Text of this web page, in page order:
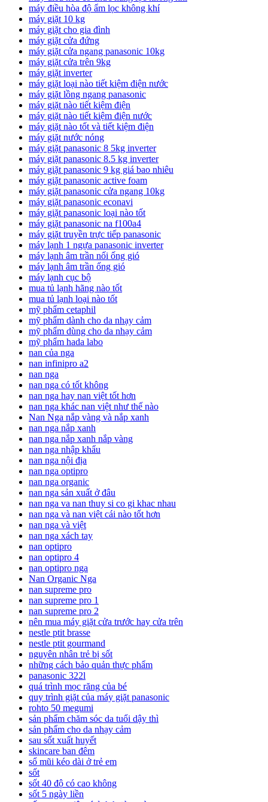
máy điều hòa độ ẩm lọc không khí
máy giặt 10 kg
máy giặt cho gia đình
máy giặt cửa đứng
máy giặt cửa ngang panasonic 10kg
máy giặt cửa trên 9kg
máy giặt inverter
máy giặt loại nào tiết kiệm điện nước
máy giặt lồng ngang panasonic
máy giặt nào tiết kiệm điện
máy giặt nào tiết kiệm điện nước
máy giặt nào tốt và tiết kiệm điện
máy giặt nước nóng
máy giặt panasonic 8 5kg inverter
máy giặt panasonic 8.5 kg inverter
máy giặt panasonic 9 kg giá bao nhiêu
máy giặt panasonic active foam
máy giặt panasonic cửa ngang 10kg
máy giặt panasonic econavi
máy giặt panasonic loại nào tốt
máy giặt panasonic na f100a4
máy giặt truyền trực tiếp panasonic
máy lạnh 1 ngựa panasonic inverter
máy lạnh âm trần nối ống gió
máy lạnh âm trần ống gió
máy lạnh cục bộ
mua tủ lạnh hãng nào tốt
mua tủ lạnh loại nào tốt
mỹ phẩm cetaphil
mỹ phẩm dành cho da nhạy cảm
mỹ phẩm dùng cho da nhạy cảm
mỹ phẩm hada labo
nan của nga
nan infinipro a2
nan nga
nan nga có tốt không
nan nga hay nan việt tốt hơn
nan nga khác nan việt như thế nào
Nan Nga nắp vàng và nắp xanh
nan nga nắp xanh
nan nga nắp xanh nắp vàng
nan nga nhập khẩu
nan nga nội địa
nan nga optipro
nan nga organic
nan nga sản xuất ở đâu
nan nga va nan thuy si co gi khac nhau
nan nga và nan việt cái nào tốt hơn
nan nga và việt
nan nga xách tay
nan optipro
nan optipro 4
nan optipro nga
Nan Organic Nga
nan supreme pro
nan supreme pro 1
nan supreme pro 2
nên mua máy giặt cửa trước hay cửa trên
nestle ptit brasse
nestle ptit gourmand
nguyên nhân trẻ bị sốt
những cách bảo quản thực phẩm
panasonic 322l
quá trình mọc răng của bé
quy trình giặt của máy giặt panasonic
rohto 50 megumi
sản phẩm chăm sóc da tuổi dậy thì
sản phẩm cho da nhạy cảm
sau sốt xuất huyết
skincare ban đêm
sổ mũi kéo dài ở trẻ em
sốt
sốt 40 độ có cao không
sốt 5 ngày liền